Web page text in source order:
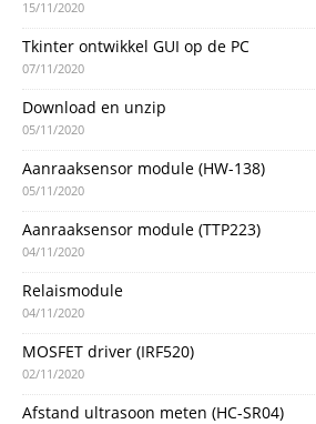
15/11/2020
Tkinter ontwikkel GUI op de PC
07/11/2020
Download en unzip
05/11/2020
Aanraaksensor module (HW-138)
05/11/2020
Aanraaksensor module (TTP223)
04/11/2020
Relaismodule
04/11/2020
MOSFET driver (IRF520)
02/11/2020
Afstand ultrasoon meten (HC-SR04)